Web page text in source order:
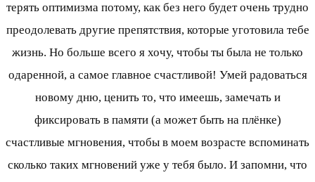
терять оптимизма потому, как без него будет очень трудно
преодолевать другие препятствия, которые уготовила тебе
жизнь. Но больше всего я хочу, чтобы ты была не только
одаренной, а самое главное счастливой! Умей радоваться
новому дню, ценить то, что имеешь, замечать и
фиксировать в памяти (а может быть на плёнке)
счастливые мгновения, чтобы в моем возрасте вспоминать
сколько таких мгновений уже у тебя было. И запомни, что